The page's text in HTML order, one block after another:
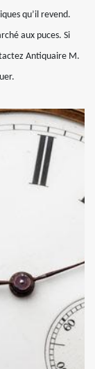
qu’il revend.
aux puces. Si
Antiquaire M.